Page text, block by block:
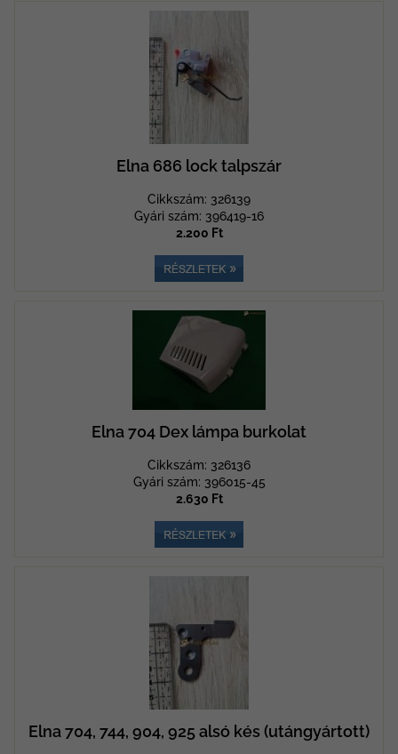
Elna 686 lock talpszár
Cikkszám: 326139
Gyári szám: 396419-16
2.200 Ft
Elna 704 Dex lámpa burkolat
Cikkszám: 326136
Gyári szám: 396015-45
2.630 Ft
Elna 704, 744, 904, 925 alsó kés (utángyártott)